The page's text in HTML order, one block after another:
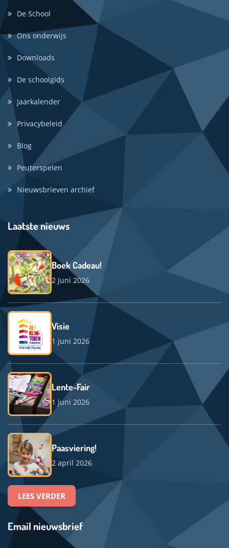
De School
Ons onderwijs
Downloads
De schoolgids
Jaarkalender
Privacybeleid
Blog
Peuterspelen
Nieuwsbrieven archief
Laatste nieuws
Boek Cadeau!
2 juni 2026
Visie
1 juni 2026
Lente-Fair
1 juni 2026
Paasviering!
2 april 2026
LEES VERDER
Email nieuwsbrief